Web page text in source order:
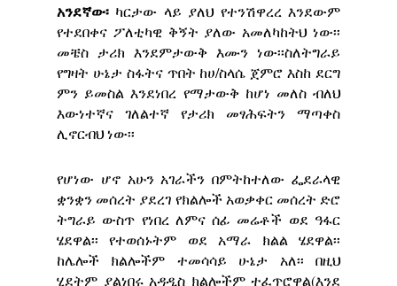
አንደኛው፡ ካርታው ላይ ያለህ የተንሽዋረረ እንደውም
የተደበቀና ፖለቲካዊ ቅኝት ያለው አመለካከትህ ነው፡፡
መቼስ ታሪክ እንደምታውቅ እሙን ነው፡፡ስለትግራይ
የግዛት ሁኔታ ስፋትና ጥበት ከሀ/ስላሴ ጀምሮ እስከ ደርግ
ምን ይመስል እንደነበረ የማታውቅ ከሆነ መለስ ብለህ
እውነተኛና ገለልተኛ የታሪክ መፃሕፍትን ማጣቀስ
ሊኖርብህ ነው፡፡
የሆነው ሆኖ አሁን አገራችን በምትከተለው ፌደራላዊ
ቋንቋን መሰረት ያደረገ የክልሎች አወቃቀር መሰረት ድሮ
ትግራይ ውስጥ የነበረ ለምና ሰፊ መሬቶች ወደ ዓፋር
ሄደዋል፡፡ የተወሰኑትም ወደ አማራ ክልል ሄደዋል፡፡
ከሌሎች ክልሎችም ተመሳሳይ ሁኔታ አለ፡፡ በዚህ
ሂደትም ያልነበሩ አዳዲስ ክልሎችም ተፈጥሮዋል(እንደ